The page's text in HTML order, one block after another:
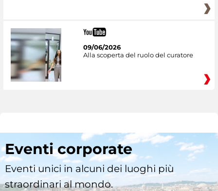
09/06/2026
Alla scoperta del ruolo del curatore
Eventi corporate
Eventi unici in alcuni dei luoghi più
straordinari al mondo.